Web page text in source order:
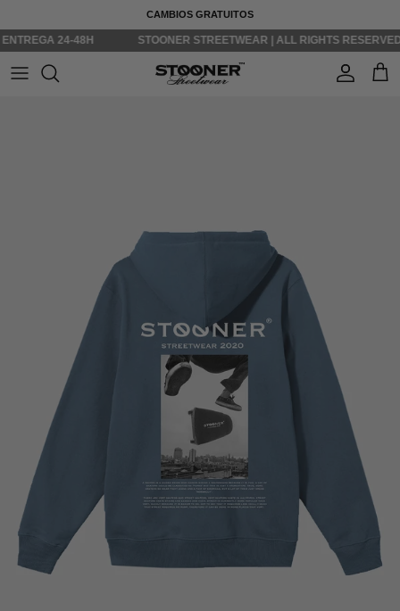
CAMBIOS GRATUITOS
24-48H STOONER STREETWEAR | ALL RIGHTS RESERVED ©
Cuenta